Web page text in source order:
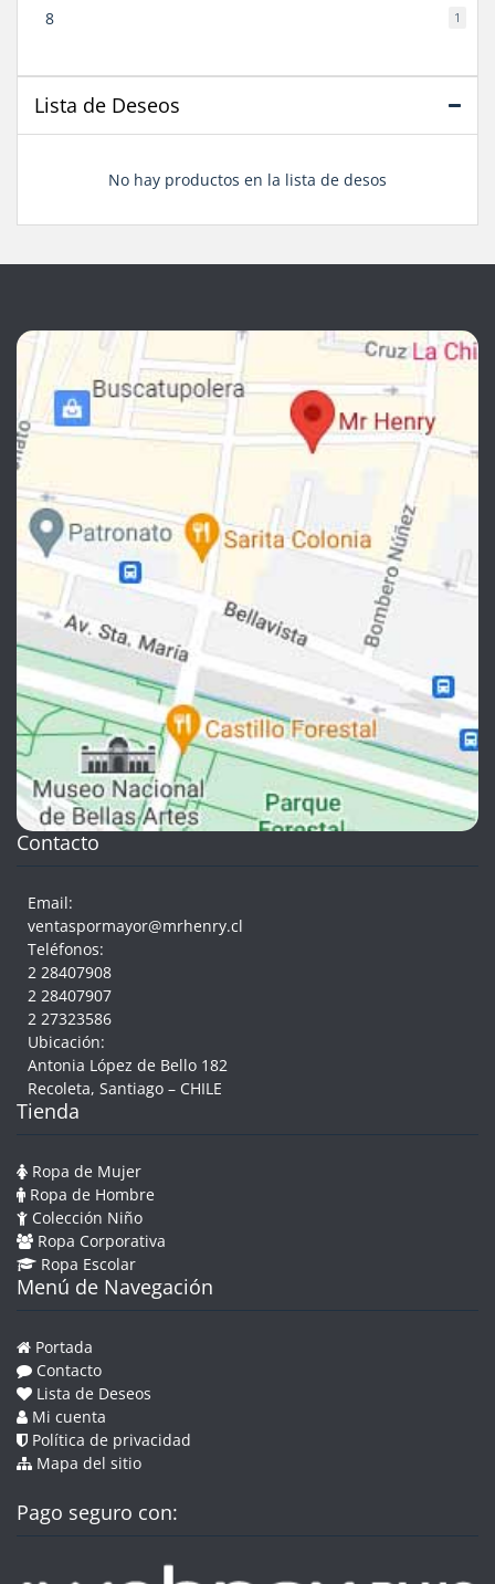
8 1
Lista de Deseos
No hay productos en la lista de desos
Contacto
Email:
ventaspormayor@mrhenry.cl
Teléfonos:
2 28407908
2 28407907
2 27323586
Ubicación:
Antonia López de Bello 182
Recoleta, Santiago – CHILE
Tienda
Ropa de Mujer
Ropa de Hombre
Colección Niño
Ropa Corporativa
Ropa Escolar
Menú de Navegación
Portada
Contacto
Lista de Deseos
Mi cuenta
Política de privacidad
Mapa del sitio
Pago seguro con: